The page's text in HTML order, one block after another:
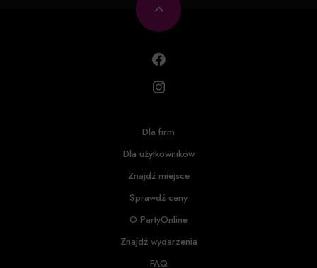
Dla firm
Dla użytkowników
Znajdź miejsce
Sprawdź ceny
O PartyOnline
Znajdź wydarzenia
FAQ